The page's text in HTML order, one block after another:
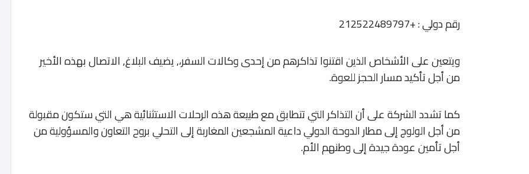
رقم دولي:
+212522489797
ويتعين على الأشخاص الذين اقتنوا تذاكرهم من إحدى وكالات السفر،, يضيف البلاغ, الاتصال بهذه الأخير
من أجل تأكيد مسار الحجز للعوة.
كما تشدد الشركة على أن التذاكر التي تتطابق مع طبيعة هذه الرحلات الاستثنائية هي التي ستكون مقبولة
من أجل الولوج إلى مطار الدوحة الدولي داعية المشجعين المغاربة إلى التحلي بروح التعاون والمسؤولية من
أجل تأمين عودة جيدة إلى وطنهم الأم.